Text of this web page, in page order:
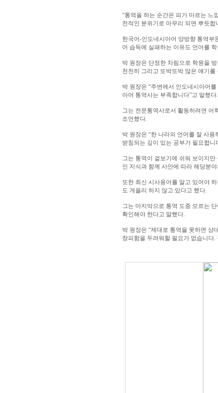
“통역을 하는 순간은 피가 마르는 느
전적인 분위기로 마무리 되면 뿌듯합
한국어-인도네시아어 양방향 통역부
어 습득에 실패하는 이유도 언어를
박 원장은 단정한 차림으로 학원을
천천히 그리고 또박또박 많은 얘기를
박 원장은 “주변에서 인도네시아어
아어 통역사는 부족합니다”고 말했
그는 전문통역사로서 활동하려면 어
조언했다.
박 원장은 “한 나라의 언어를 잘 사
받침되는 깊이 있는 공부가 필요합니
그는 통역이 겉보기에 쉬워 보이지만
인 지식과 함께 사안에 따라 해당분
또한 최신 시사용어를 알고 있어야
도 게을리 하지 않고 있다고 했다.
그는 마지막으로 통역 도중 모르는
확인해야 한다고 말했다.
박 원장은 “제대로 통역을 못하면 상
창피함을 두려워할 필요가 없습니다